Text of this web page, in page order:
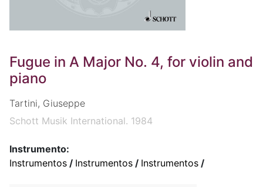
Fugue in A Major No. 4, for violin and
piano
Tartini, Giuseppe
Schott Musik International. 1984
Instrumento:
Instrumentos / Instrumentos / Instrumentos /